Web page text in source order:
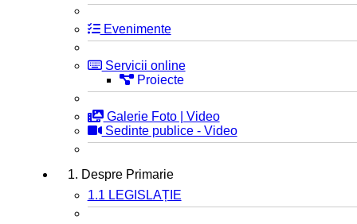
Evenimente
Servicii online
Proiecte
Galerie Foto | Video
Sedinte publice - Video
1. Despre Primarie
1.1 LEGISLAȚIE